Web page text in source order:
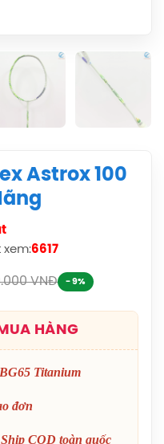
Astrox 100
xem:6617
VNĐ - 9%
HÀNG
Titanium
đơn
COD toàn quốc
BA52512
Hãng
Q014-324-2012
Q014 Chính